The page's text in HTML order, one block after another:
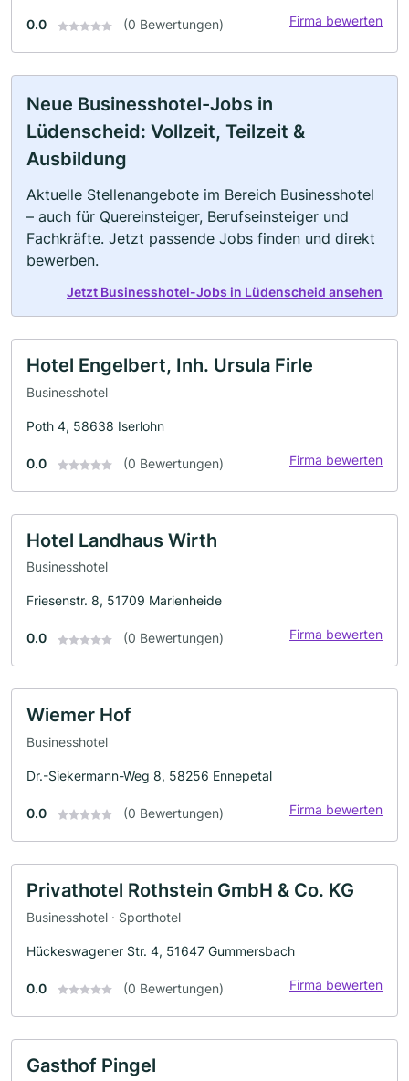
0.0 (0 Bewertungen) Firma bewerten
Neue Businesshotel-Jobs in
Lüdenscheid: Vollzeit, Teilzeit &
Ausbildung
Aktuelle Stellenangebote im Bereich Businesshotel
– auch für Quereinsteiger, Berufseinsteiger und
Fachkräfte. Jetzt passende Jobs finden und direkt
bewerben.
Jetzt Businesshotel-Jobs in Lüdenscheid ansehen
Hotel Engelbert, Inh. Ursula Firle
Businesshotel
Poth 4, 58638 Iserlohn
0.0 (0 Bewertungen) Firma bewerten
Hotel Landhaus Wirth
Businesshotel
Friesenstr. 8, 51709 Marienheide
0.0 (0 Bewertungen) Firma bewerten
Wiemer Hof
Businesshotel
Dr.-Siekermann-Weg 8, 58256 Ennepetal
0.0 (0 Bewertungen) Firma bewerten
Privathotel Rothstein GmbH & Co. KG
Businesshotel · Sporthotel
Hückeswagener Str. 4, 51647 Gummersbach
0.0 (0 Bewertungen) Firma bewerten
Gasthof Pingel